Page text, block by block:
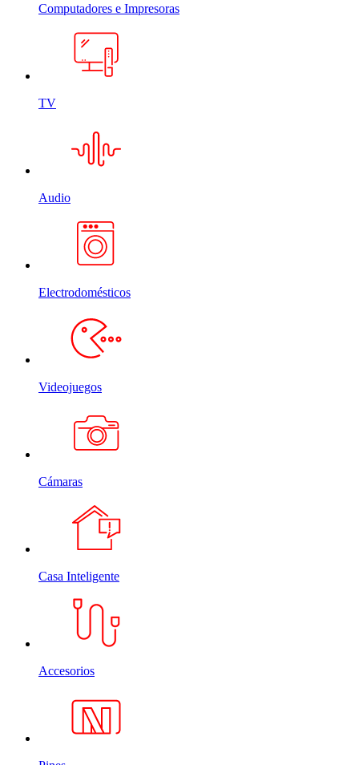
Computadores e Impresoras
TV
Audio
Electrodomésticos
Videojuegos
Cámaras
Casa Inteligente
Accesorios